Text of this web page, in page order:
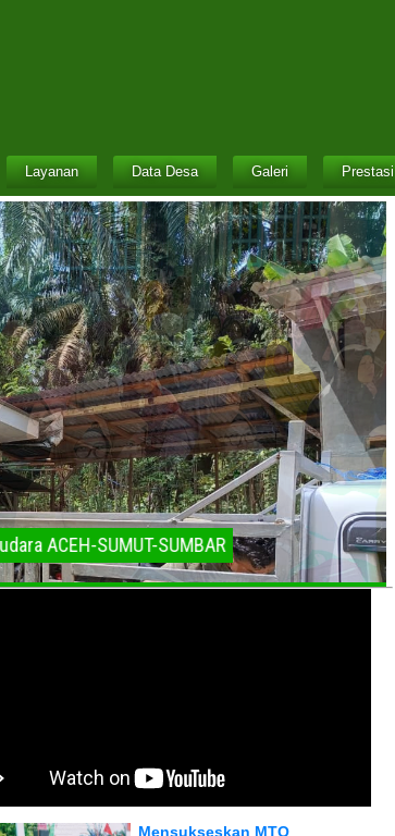
Layanan Data Desa Galeri Prestasi
Saudara ACEH-SUMUT-SUMBAR
Mensukseskan MTQ